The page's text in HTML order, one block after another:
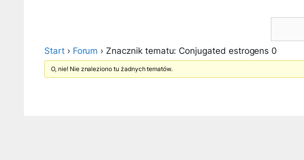
Start › Forum › Znacznik tematu: Conjugated estrogens 0
O, nie! Nie znaleziono tu żadnych tematów.